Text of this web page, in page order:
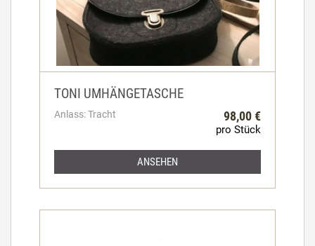
TONI UMHÄNGETASCHE
Anlass: Tracht 98,00 €
pro Stück
ANSEHEN